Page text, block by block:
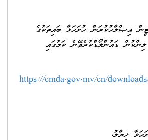
އިޞްލާޙުކުރަން ހުށަހަޅާ ބައިތަކުގެ
ޑައުންލޯޑްކުރެވޭނެ ކަމުގައި
https://cmda.gov.mv/en/
ޚިޔާލު،